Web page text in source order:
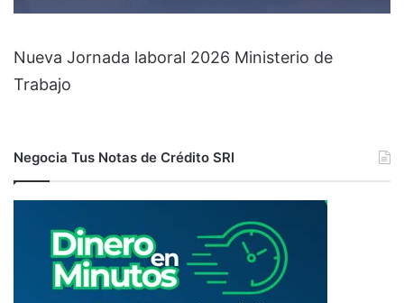
Nueva Jornada laboral 2026 Ministerio de
Trabajo
Negocia Tus Notas de Crédito SRI